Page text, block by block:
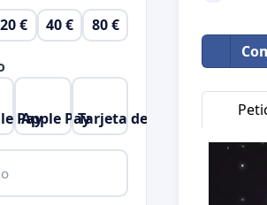
20 € 40 € 80 €
Pay
Apple PayTarjeta de crédito